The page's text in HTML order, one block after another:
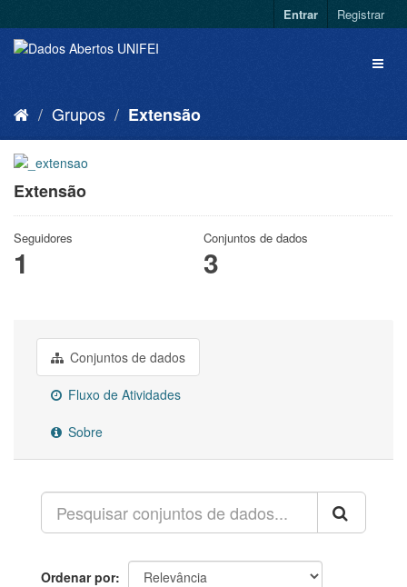
Entrar Registrar
Grupos Extensão
Extensão
Seguidores
1
Conjuntos de dados
3
Conjuntos de dados
Fluxo de Atividades
Sobre
Ordenar por